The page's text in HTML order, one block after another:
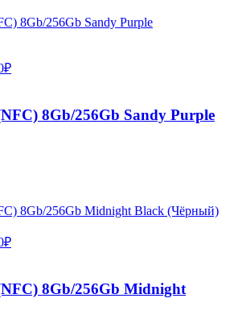
8Gb/256Gb Sandy Purple
8Gb/256Gb Midnight